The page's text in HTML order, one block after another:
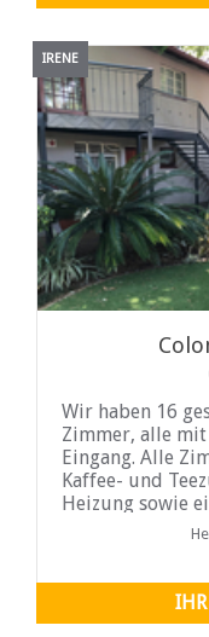
IRENE
Wir haben 16
Zimmer, alle mit
Eingang. Alle
Kaffee- und
Heizung sowie
Geschäftsgast.